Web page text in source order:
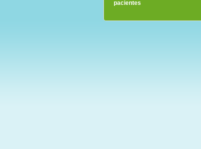
pacientes